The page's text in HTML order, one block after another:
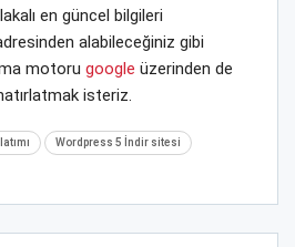
en güncel bilgileri
alabileceğiniz gibi
motoru google üzerinden de
isteriz.
Wordpress 5 İndir sitesi